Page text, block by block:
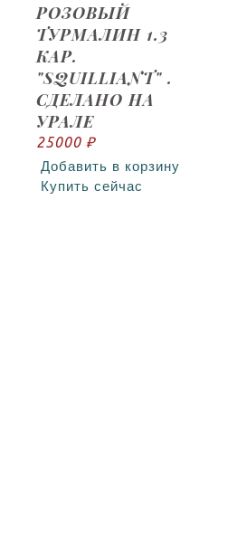
РОЗОВЫЙ
ТУРМАЛИН 1.3
КАР.
"SQUILLIANT" .
СДЕЛАНО НА
УРАЛЕ
25000 ₽
Добавить в корзину
Купить сейчас